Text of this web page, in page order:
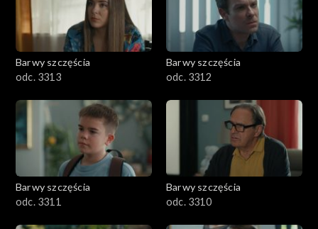
Barwy szczęścia
odc. 3313
Barwy szczęścia
odc. 3312
Barwy szczęścia
odc. 3311
Barwy szczęścia
odc. 3310